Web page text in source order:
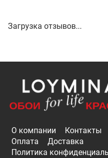
Загрузка отзывов...
О компании
Контакты
Оплата
Доставка
Политика